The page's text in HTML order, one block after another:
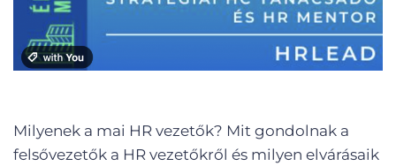
Milyenek a mai HR vezetők? Mit gondolnak a
felsővezetők a HR vezetőkről és milyen elvárásaik